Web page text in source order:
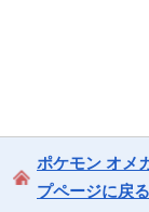
ポケモン オメ
プページに戻る